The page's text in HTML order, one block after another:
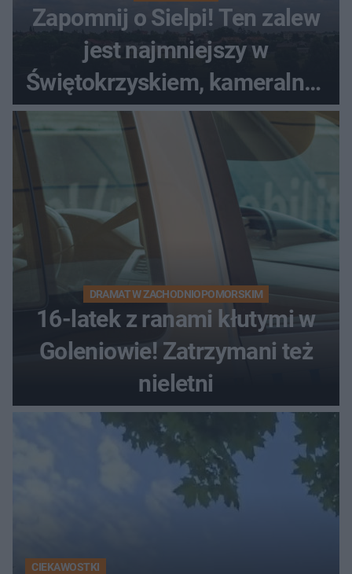
Zapomnij o Sielpi! Ten zalew
jest najmniejszy w
Świętokrzyskiem, kameralny i
bez tłumów
DRAMAT W ZACHODNIOPOMORSKIM
16-latek z ranami kłutymi w
Goleniowie! Zatrzymani też
nieletni
CIEKAWOSTKI